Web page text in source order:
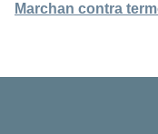
Marchan contra